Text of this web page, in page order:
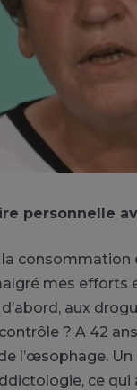
personnelle
consommation
mes efforts
aux
? A 42
l’œsophage. Un
ce